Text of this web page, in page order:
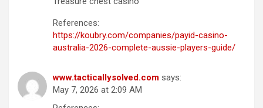
References:
https://koubry.com/companies/payid-casino-
australia-2026-complete-aussie-players-guide/
www.tacticallysolved.com says:
May 7, 2026 at 2:09 AM